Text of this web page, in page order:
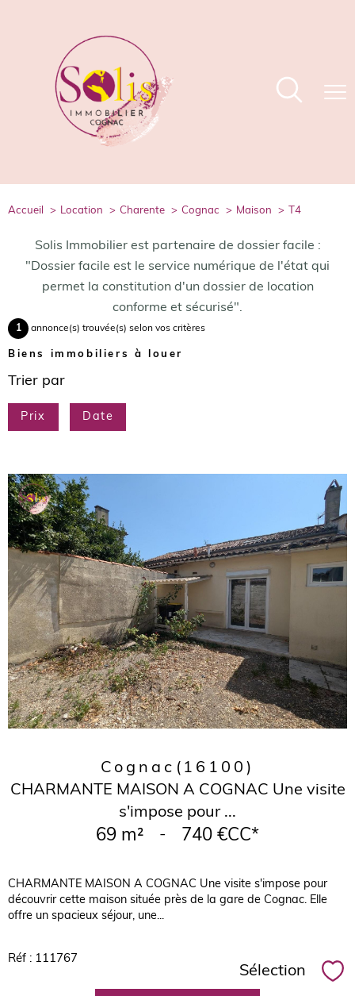
accueil location charente cognac maison t4
Solis Immobilier est partenaire de dossier facile :
"Dossier facile est le service numérique de l'état qui
permet la constitution d'un dossier de location
conforme et sécurisé".
1 annonce(s) trouvée(s) selon vos critères
Biens immobiliers à louer
Trier par
Prix Date
Cognac (16100)
CHARMANTE MAISON A COGNAC Une visite
s'impose pour ...
69 m² - 740 €CC*
CHARMANTE MAISON A COGNAC Une visite s'impose pour
découvrir cette maison située près de la gare de Cognac. Elle
offre un spacieux séjour, une...
Réf : 111767
Sélection